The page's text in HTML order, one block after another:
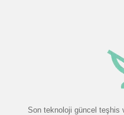
Son teknoloji güncel teşhis